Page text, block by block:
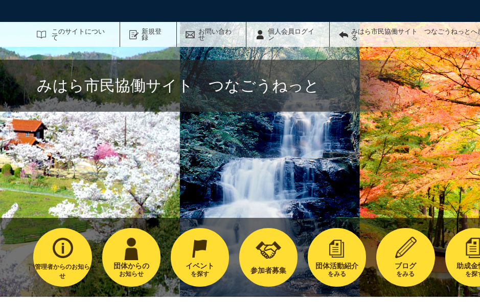
このサイトについ
て
新規登
録
お問い合わ
せ
個人会員ログイ
ン
みはら市民協働サイト つなごうねっとへ
る
みはら市民協働サイト つなごうねっと
管理者からのお知ら
せ
団体からの
お知らせ
イベント
を探す 参加者募集
団体活動紹介
をみる
ブログ
をみる
助成金
を探